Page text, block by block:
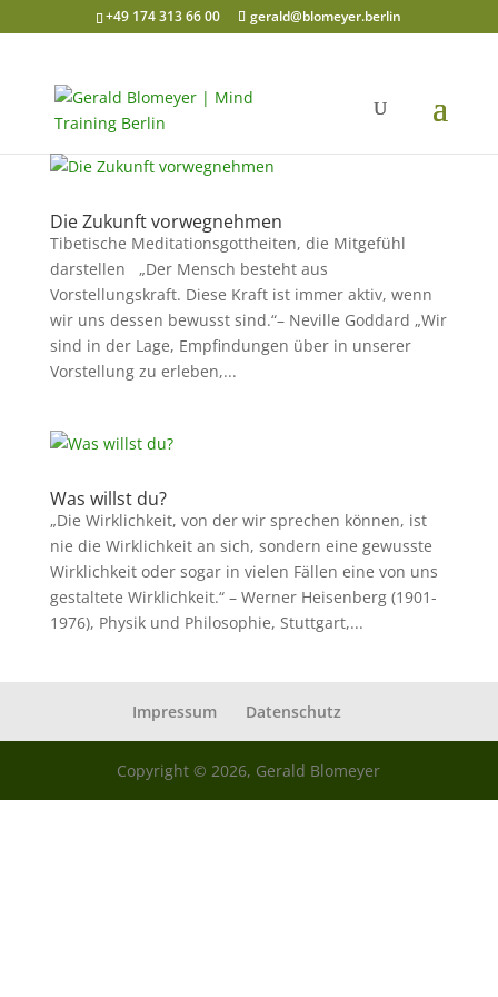
+49 174 313 66 00 gerald@blomeyer.berlin
Die Zukunft vorwegnehmen
Tibetische Meditationsgottheiten, die Mitgefühl
darstellen „Der Mensch besteht aus
Vorstellungskraft. Diese Kraft ist immer aktiv, wenn
wir uns dessen bewusst sind.“– Neville Goddard „Wir
sind in der Lage, Empfindungen über in unserer
Vorstellung zu erleben,...
Was willst du?
„Die Wirklichkeit, von der wir sprechen können, ist
nie die Wirklichkeit an sich, sondern eine gewusste
Wirklichkeit oder sogar in vielen Fällen eine von uns
gestaltete Wirklichkeit.“ – Werner Heisenberg (1901-
1976), Physik und Philosophie, Stuttgart,...
Impressum Datenschutz
Copyright © 2026, Gerald Blomeyer